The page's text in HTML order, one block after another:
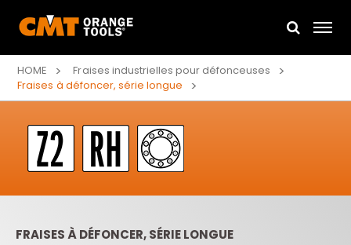
HOME
Fraises industrielles pour défonceuses
Fraises à défoncer, série longue
FRAISES À DÉFONCER, SÉRIE LONGUE